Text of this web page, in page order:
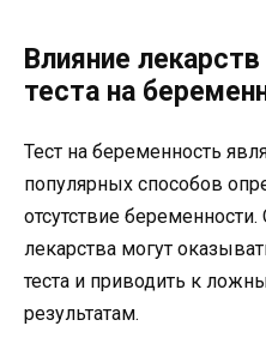
Влияние
теста на
Тест на беременность
популярных способов
отсутствие
лекарства могут
теста и приводить к
результатам.